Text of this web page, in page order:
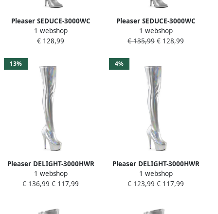
Pleaser SEDUCE-3000WC
Plateau overknee Laarzen
38 Shoes Zilverkleurig
1 webshop
€ 128,99
Pleaser SEDUCE-3000WC
Plateau overknee Laarzen
41 Shoes Zilverkleurig
1 webshop
€ 135,99 € 128,99
13%
Pleaser DELIGHT-3000HWR
Plateau overknee Laarzen
37 Shoes Zilverkleurig
1 webshop
€ 136,99 € 117,99
4%
Pleaser DELIGHT-3000HWR
Plateau overknee Laarzen
35 Shoes Zilverkleurig
1 webshop
€ 123,99 € 117,99